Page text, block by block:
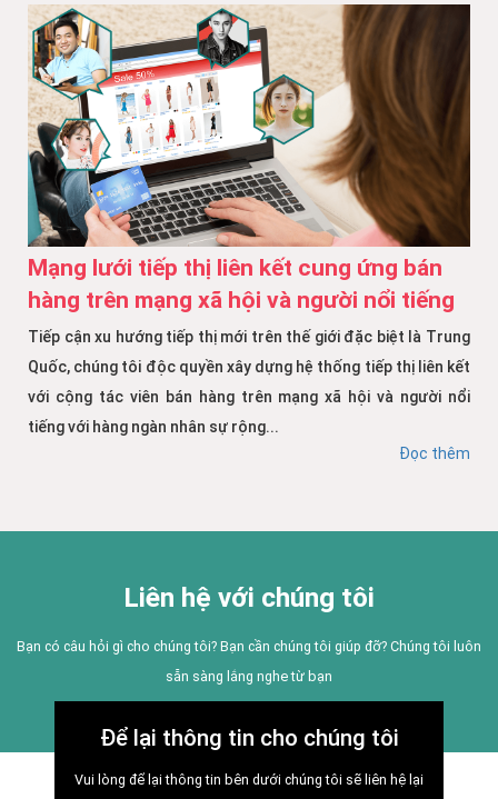
Mạng lưới tiếp thị liên kết cung ứng bán
hàng trên mạng xã hội và người nổi tiếng
Tiếp cận xu hướng tiếp thị mới trên thế giới đặc biệt là Trung
Quốc, chúng tôi độc quyền xây dựng hệ thống tiếp thị liên kết
với cộng tác viên bán hàng trên mạng xã hội và người nổi
tiếng với hàng ngàn nhân sự rộng...
Đọc thêm
Liên hệ với chúng tôi
Bạn có câu hỏi gì cho chúng tôi? Bạn cần chúng tôi giúp đỡ? Chúng tôi luôn
sẵn sàng lắng nghe từ bạn
Để lại thông tin cho chúng tôi
Vui lòng để lại thông tin bên dưới chúng tôi sẽ liên hệ lại